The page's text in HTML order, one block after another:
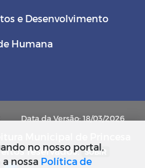
e Desenvolvimento
Humana
Data da Versão: 18/03/2026
reservados. SUBIR
no nosso portal,
nossa Política de